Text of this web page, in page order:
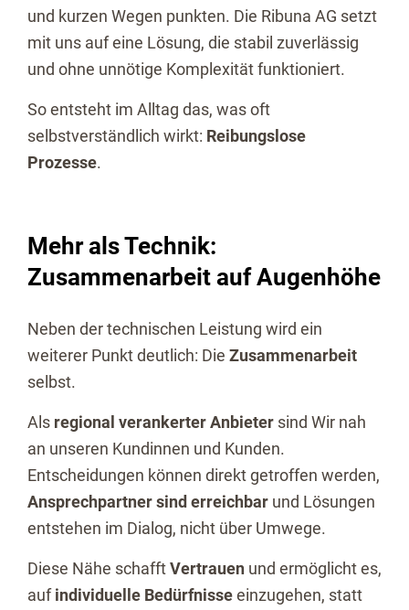
und kurzen Wegen punkten. Die Ribuna AG setzt
mit uns auf eine Lösung, die stabil zuverlässig
und ohne unnötige Komplexität funktioniert.
So entsteht im Alltag das, was oft
selbstverständlich wirkt: Reibungslose
Prozesse.
Mehr als Technik:
Zusammenarbeit auf Augenhöhe
Neben der technischen Leistung wird ein
weiterer Punkt deutlich: Die Zusammenarbeit
selbst.
Als regional verankerter Anbieter sind Wir nah
an unseren Kundinnen und Kunden.
Entscheidungen können direkt getroffen werden,
Ansprechpartner sind erreichbar und Lösungen
entstehen im Dialog, nicht über Umwege.
Diese Nähe schafftVertrauen und ermöglicht es,
aufindividuelle Bedürfnisseeinzugehen, statt